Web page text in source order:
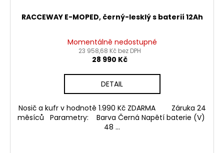
RACCEWAY E-MOPED, černý-lesklý s baterií 12Ah
Momentálně nedostupné
23 958,68 Kč bez DPH
28 990 Kč
DETAIL
Nosič a kufr v hodnotě 1.990 Kč ZDARMA Záruka 24
měsíců Parametry: Barva Černá Napětí baterie (V)
48 ...